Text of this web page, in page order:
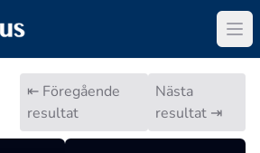
⇤ Föregående
resultat
Nästa
resultat ⇥